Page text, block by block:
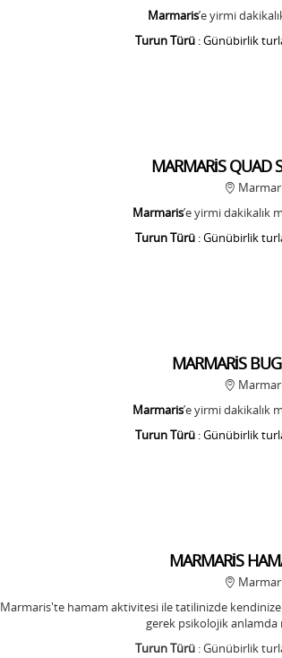
Marmaris’e yirmi
Turun Türü : Günübirlik
MARMARİS QUAD
Marmaris’e yirmi dakikalık
Turun Türü : Günübirlik
MARMARİS
Marmaris’e yirmi dakikalık
Turun Türü : Günübirlik
MARMARİS
Marmaris'te hamam aktivitesi ile tatilinizde kendinize
gerek psikolojik anlamda
Turun Türü : Günübirlik